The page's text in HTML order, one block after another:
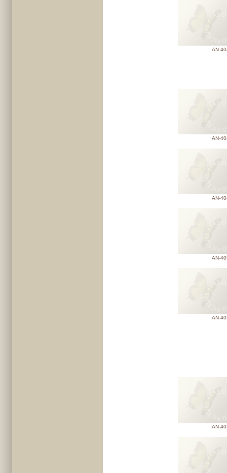
AN-
AN-
AN-
AN-
AN-
AN-